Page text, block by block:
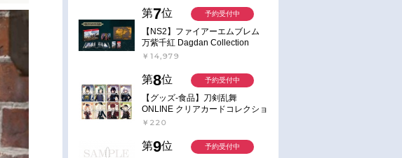
第7位
【NS2】ファイアーエムブレム
万紫千紅 Dagdan Collection
￥14,979
予約受付中
第8位
【グッズ-食品】刀剣乱舞
ONLINE クリアカードコレクショ
ンガム
￥220
予約受付中
第9位 予約受付中